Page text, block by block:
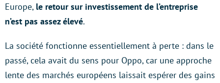
Europe, le retour sur investissement de l’entreprise
n’est pas assez élevé.
La société fonctionne essentiellement à perte : dans le
passé, cela avait du sens pour Oppo, car une approche
lente des marchés européens laissait espérer des gains